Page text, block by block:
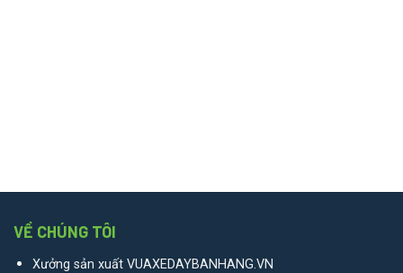
VỀ CHÚNG TÔI
Xưởng sản xuất VUAXEDAYBANHANG.VN